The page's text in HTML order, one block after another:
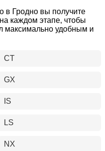
в Гродно вы получите
каждом этапе, чтобы
максимально удобным и
CT
GX
IS
LS
NX